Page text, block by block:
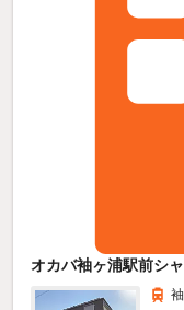
オカバ袖ヶ浦駅前シ